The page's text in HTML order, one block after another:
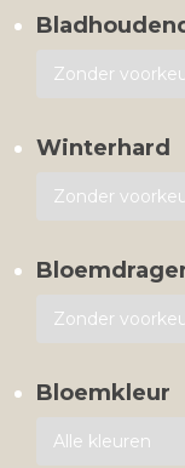
Winterhard
Bloemkleur